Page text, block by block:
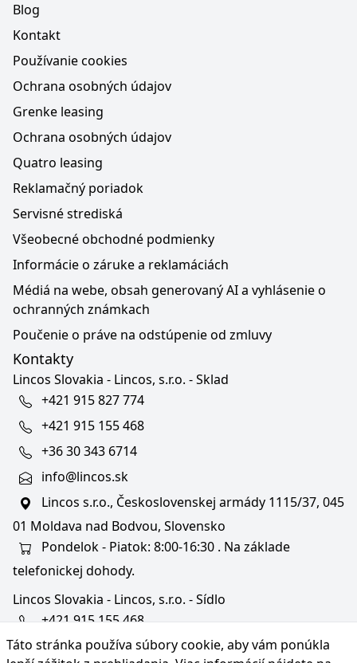
Táto stránka používa súbory cookie, aby vám ponúkla
Blog
Kontakt
Používanie cookies
Ochrana osobných údajov
Grenke leasing
Ochrana osobných údajov
Quatro leasing
Reklamačný poriadok
Servisné strediská
Všeobecné obchodné podmienky
Informácie o záruke a reklamáciách
Médiá na webe, obsah generovaný AI a vyhlásenie o
ochranných známkach
Poučenie o práve na odstúpenie od zmluvy
Kontakty
Lincos Slovakia - Lincos, s.r.o. - Sklad
+421 915 827 774
+421 915 155 468
+36 30 343 6714
info@lincos.sk
Lincos s.r.o., Československej armády 1115/37, 045
01 Moldava nad Bodvou, Slovensko
Pondelok - Piatok: 8:00-16:30 . Na základe
telefonickej dohody.
Lincos Slovakia - Lincos, s.r.o. - Sídlo
+421 915 155 468
+36/30 343 6714